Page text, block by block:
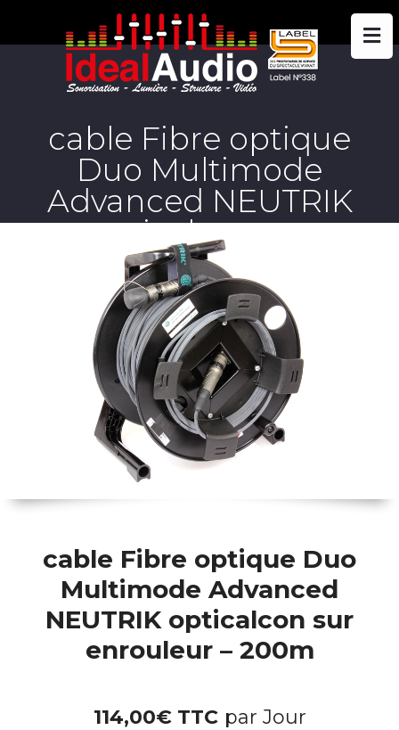
cable Fibre optique
Duo Multimode
Advanced NEUTRIK
opticalcon sur
enrouleur – 200m
cable Fibre optique Duo
Multimode Advanced
NEUTRIK opticalcon sur
enrouleur – 200m
114,00€ TTC par Jour